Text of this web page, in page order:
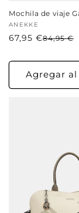
Mochila de viaje
Proveedor:
ANEKKE
84,95 €
67,95 €
Agregar